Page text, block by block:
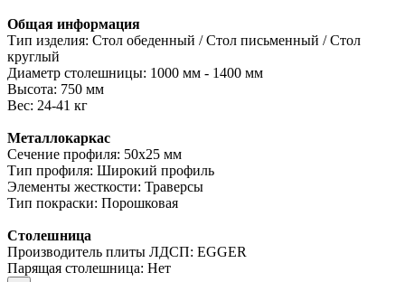
Общая информация
Тип изделия: Стол обеденный / Стол письменный / Стол
круглый
Диаметр столешницы: 1000 мм - 1400 мм
Высота: 750 мм
Вес: 24-41 кг
Металлокаркас
Сечение профиля: 50х25 мм
Тип профиля: Широкий профиль
Элементы жесткости: Траверсы
Тип покраски: Порошковая
Столешница
Производитель плиты ЛДСП: EGGER
Парящая столешница: Нет